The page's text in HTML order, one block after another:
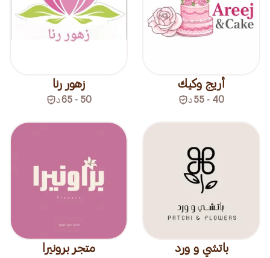
أريج وكيك
40 - 55 د
زهور رنا
50 - 65 د
باتشي و ورد متجر برونيرا